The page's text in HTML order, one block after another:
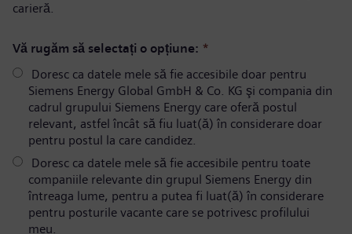
carieră.
Vă rugăm să selectați o opțiune: *
Doresc ca datele mele să fie accesibile doar pentru
Siemens Energy Global GmbH & Co. KG şi compania din
cadrul grupului Siemens Energy care oferă postul
relevant, astfel încât să fiu luat(ă) în considerare doar
pentru postul la care candidez.
Doresc ca datele mele să fie accesibile pentru toate
companiile relevante din grupul Siemens Energy din
întreaga lume, pentru a putea fi luat(ă) în considerare
pentru posturile vacante care se potrivesc profilului
meu.